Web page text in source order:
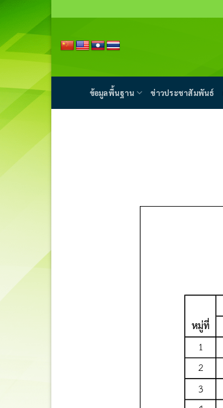
to
content
ข้อมูลพื้นฐาน ข่าวประชาสัมพันธ์